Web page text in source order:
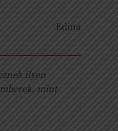
Edina
ilyen
mint